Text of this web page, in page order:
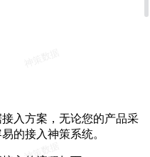
入方案，无论您的产品采
的接入神策系统。